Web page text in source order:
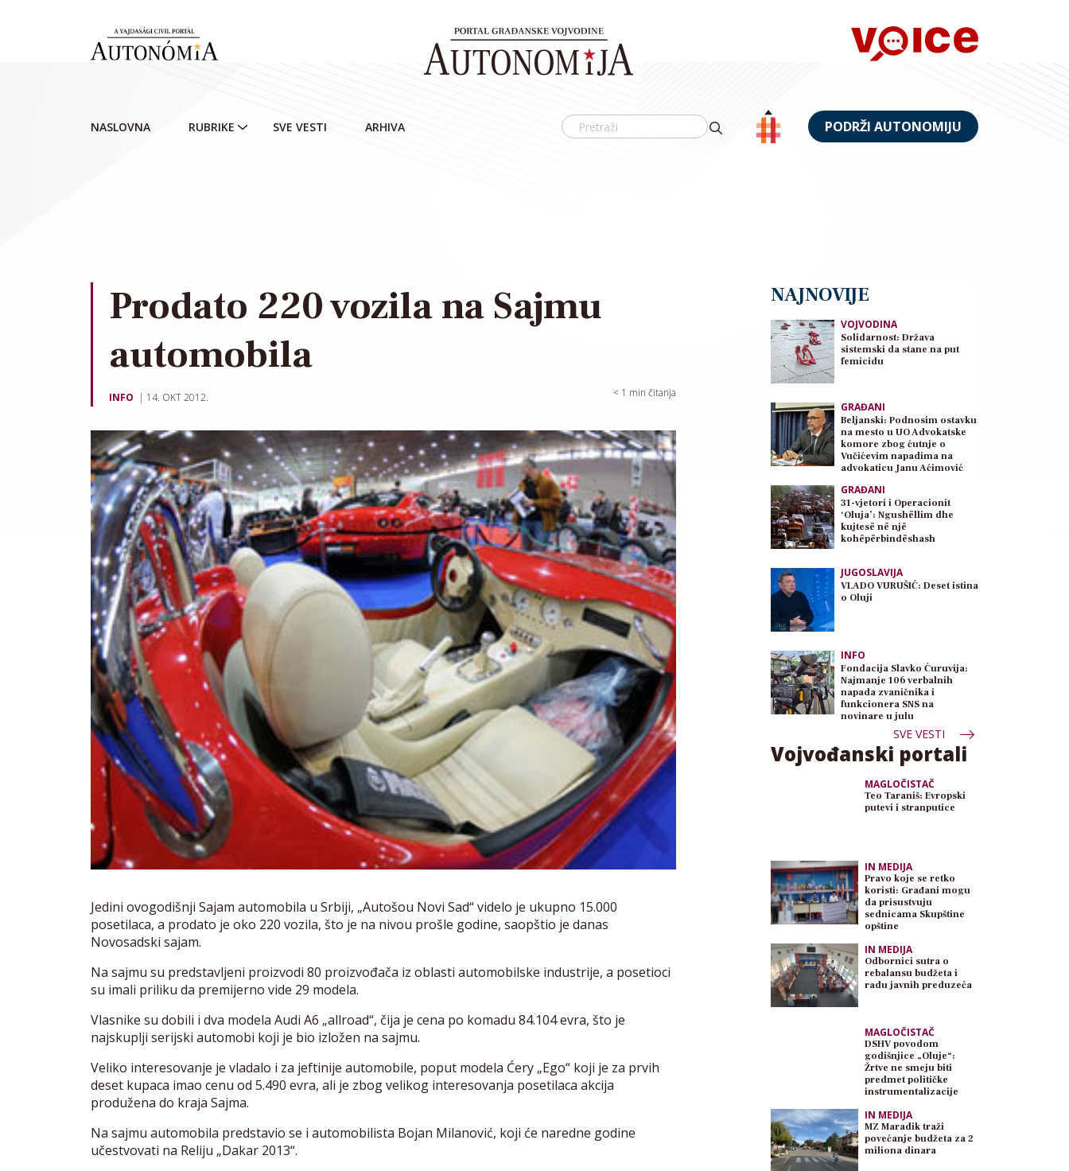
NASLOVNA RUBRIKE SVE VESTI ARHIVA PODRŽI AUTONOMIJU
Prodato 220 vozila na Sajmu
automobila
INFO 14. OKT 2012. < 1 min čitanja
Jedini ovogodišnji Sajam automobila u Srbiji, „Autošou Novi Sad“ videlo je ukupno 15.000
posetilaca, a prodato je oko 220 vozila, što je na nivou prošle godine, saopštio je danas
Novosadski sajam.
Na sajmu su predstavljeni proizvodi 80 proizvođača iz oblasti automobilske industrije, a posetioci
su imali priliku da premijerno vide 29 modela.
Vlasnike su dobili i dva modela Audi A6 „allroad“, čija je cena po komadu 84.104 evra, što je
najskuplji serijski automobi koji je bio izložen na sajmu.
Veliko interesovanje je vladalo i za jeftinije automobile, poput modela Ćery „Ego“ koji je za prvih
deset kupaca imao cenu od 5.490 evra, ali je zbog velikog interesovanja posetilaca akcija
produžena do kraja Sajma.
Na sajmu automobila predstavio se i automobilista Bojan Milanović, koji će naredne godine
učestvovati na Reliju „Dakar 2013“.
NAJNOVIJE
VOJVODINA
Solidarnost: Država
sistemski da stane na put
femicidu
GRAĐANI
Beljanski: Podnosim ostavku
na mesto u UO Advokatske
komore zbog ćutnje o
Vučićevim napadima na
advokaticu Janu Aćimović
GRAĐANI
31-vjetori i Operacionit
‘Oluja’: Ngushëllim dhe
kujtesë në një
kohëpërbindëshash
JUGOSLAVIJA
VLADO VURUŠIĆ: Deset istina
o Oluji
INFO
Fondacija Slavko Ćuruvija:
Najmanje 106 verbalnih
napada zvaničnika i
funkcionera SNS na
novinare u julu
SVE VESTI
Vojvođanski portali
MAGLOČISTAČ
Teo Taraniš: Evropski
putevi i stranputice
IN MEDIJA
Pravo koje se retko
koristi: Građani mogu
da prisustvuju
sednicama Skupštine
opštine
IN MEDIJA
Odbornici sutra o
rebalansu budžeta i
radu javnih preduzeća
MAGLOČISTAČ
DSHV povodom
godišnjice „Oluje“:
Žrtve ne smeju biti
predmet političke
instrumentalizacije
IN MEDIJA
MZ Maradik traži
povećanje budžeta za 2
miliona dinara